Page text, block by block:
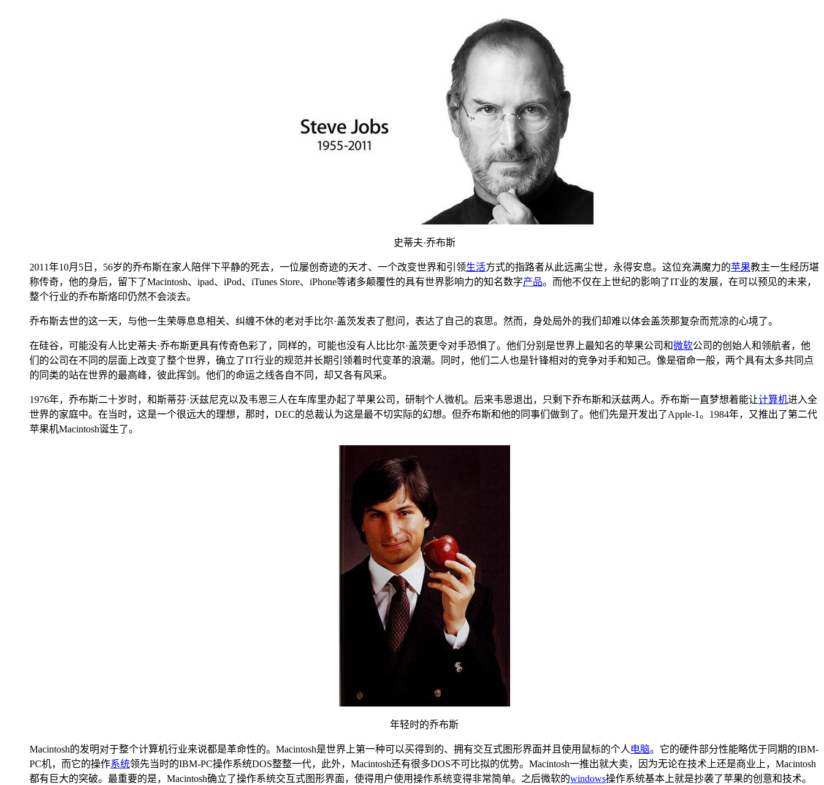
史蒂夫·乔布斯
2011年10月5日，56岁的乔布斯在家人陪伴下平静的死去，一位屡创奇迹的天才、一个改变世界和引领生活方式的指路者从此远离尘世，永得安息。这位充满魔力的苹果教主一生经历堪
称传奇，他的身后，留下了Macintosh、ipad、iPod、iTunes Store、iPhone等诸多颠覆性的具有世界影响力的知名数字产品。而他不仅在上世纪的影响了IT业的发展，在可以预见的未来，
整个行业的乔布斯烙印仍然不会淡去。
乔布斯去世的这一天，与他一生荣辱息息相关、纠缠不休的老对手比尔·盖茨发表了慰问，表达了自己的哀思。然而，身处局外的我们却难以体会盖茨那复杂而荒凉的心境了。
在硅谷，可能没有人比史蒂夫·乔布斯更具有传奇色彩了，同样的，可能也没有人比比尔·盖茨更令对手恐惧了。他们分别是世界上最知名的苹果公司和微软公司的创始人和领航者，他
们的公司在不同的层面上改变了整个世界，确立了IT行业的规范并长期引领着时代变革的浪潮。同时，他们二人也是针锋相对的竞争对手和知己。像是宿命一般，两个具有太多共同点
的同类的站在世界的最高峰，彼此挥剑。他们的命运之线各自不同，却又各有风采。
1976年，乔布斯二十岁时，和斯蒂芬·沃兹尼克以及韦恩三人在车库里办起了苹果公司，研制个人微机。后来韦恩退出，只剩下乔布斯和沃兹两人。乔布斯一直梦想着能让计算机进入全
世界的家庭中。在当时，这是一个很远大的理想，那时，DEC的总裁认为这是最不切实际的幻想。但乔布斯和他的同事们做到了。他们先是开发出了Apple-1。1984年，又推出了第二代
苹果机Macintosh诞生了。
年轻时的乔布斯
Macintosh的发明对于整个计算机行业来说都是革命性的。Macintosh是世界上第一种可以买得到的、拥有交互式图形界面并且使用鼠标的个人 电脑。它的硬件部分性能略优于同期的IBM-
PC机，而它的操作系统领先当时的IBM-PC操作系统DOS整整一代，此外，Macintosh还有很多DOS不可比拟的优势。Macintosh一推出就大卖，因为无论在技术上还是商业上，Macintosh
都有巨大的突破。最重要的是，Macintosh确立了操作系统交互式图形界面，使得用户使用操作系统变得非常简单。之后微软的windows操作系统基本上就是抄袭了苹果的创意和技术。